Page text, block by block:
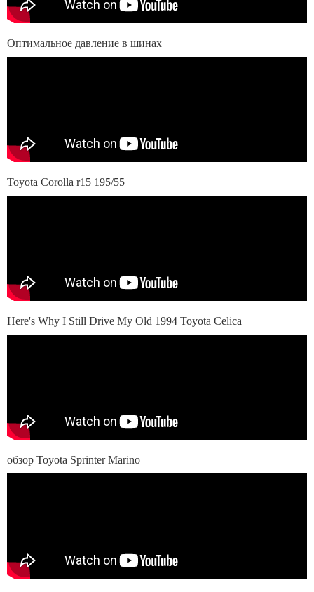
Оптимальное давление в шинах
Toyota Corolla r15 195/55
Here's Why I Still Drive My Old 1994 Toyota Celica
обзор Toyota Sprinter Marino